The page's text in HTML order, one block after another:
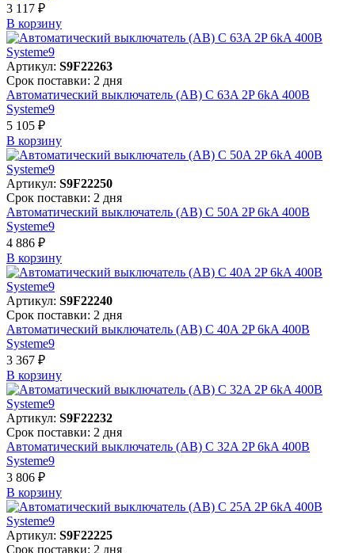
3 117 ₽
В корзинy
Артикул: S9F22263
Срок поставки: 2 дня
Автоматический выключатель (АВ) C 63A 2P 6kA 400В
Systeme9
5 105 ₽
В корзинy
Артикул: S9F22250
Срок поставки: 2 дня
Автоматический выключатель (АВ) C 50A 2P 6kA 400В
Systeme9
4 886 ₽
В корзинy
Артикул: S9F22240
Срок поставки: 2 дня
Автоматический выключатель (АВ) C 40A 2P 6kA 400В
Systeme9
3 367 ₽
В корзинy
Артикул: S9F22232
Срок поставки: 2 дня
Автоматический выключатель (АВ) C 32A 2P 6kA 400В
Systeme9
3 806 ₽
В корзинy
Артикул: S9F22225
Срок поставки: 2 дня